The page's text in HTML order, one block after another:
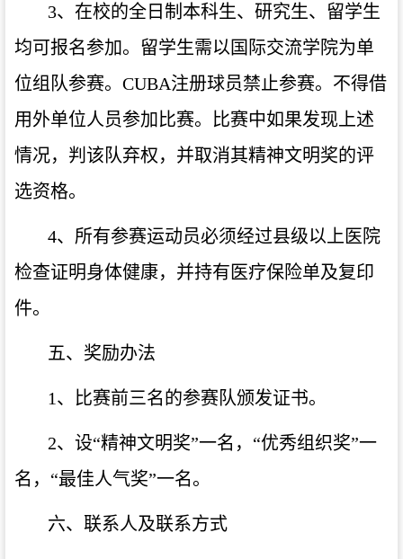
3、在校的全日制本科生、研究生、留学生
均可报名参加。留学生需以国际交流学院为单
位组队参赛。CUBA注册球员禁止参赛。不得借
用外单位人员参加比赛。比赛中如果发现上述
情况，判该队弃权，并取消其精神文明奖的评
选资格。
4、所有参赛运动员必须经过县级以上医院
检查证明身体健康，并持有医疗保险单及复印
件。
五、奖励办法
1、比赛前三名的参赛队颁发证书。
2、设“精神文明奖”一名，“优秀组织奖”一
名，“最佳人气奖”一名。
六、联系人及联系方式